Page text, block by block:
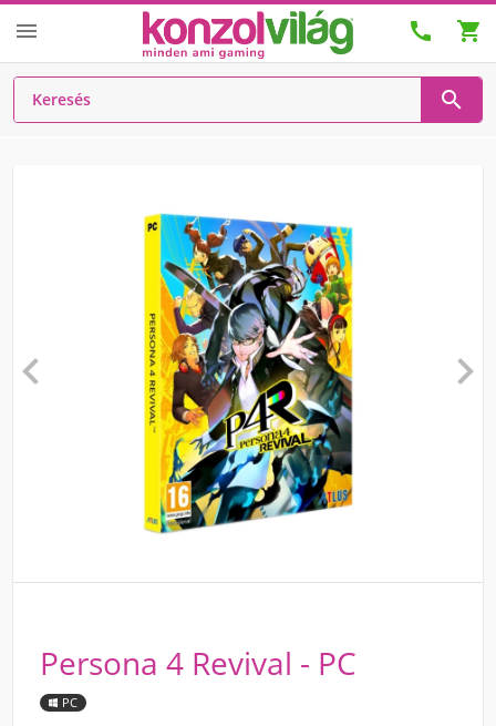
  

 
Persona 4 Revival - PC
PC